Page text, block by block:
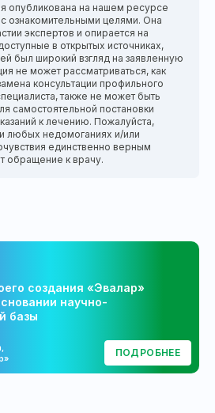
опубликована на нашем ресурсе
ознакомительными целями. Она
экспертов и опирается на
в открытых источниках,
был широкий взгляд на заявленную
не может рассматриваться, как
консультации профильного
также не может быть
самостоятельной постановки
к лечению. Пожалуйста,
любых недомоганиях и/или
единственно верным
обращение к врачу.
создания «Эвалар»
научно-
базы
ПОДРОБНЕЕ